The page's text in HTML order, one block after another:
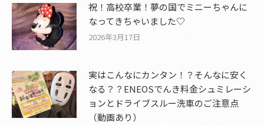
祝！高校卒業！夢の国でミニーちゃんに
なってきちゃいました♡
2026年3月17日
実はこんなにカンタン！？そんなに安く
なる？？ENEOSでんき料金シュミレーシ
ョンとドライブスルー洗車のご注意点
（動画あり）